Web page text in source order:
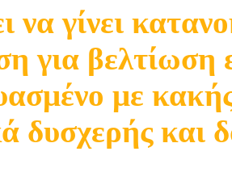
να γίνει
για βελτίωση
με
δυσχερής και